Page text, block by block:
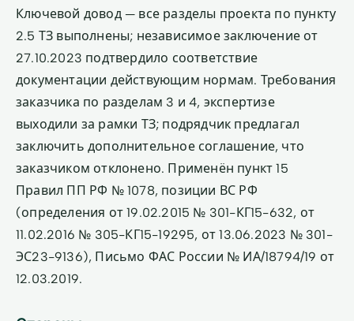
Ключевой довод — все разделы проекта по пункту
2.5 ТЗ выполнены; независимое заключение от
27.10.2023 подтвердило соответствие
документации действующим нормам. Требования
заказчика по разделам 3 и 4, экспертизе
выходили за рамки ТЗ; подрядчик предлагал
заключить дополнительное соглашение, что
заказчиком отклонено. Применён пункт 15
Правил ПП РФ № 1078, позиции ВС РФ
(определения от 19.02.2015 № 301-КГ15-632, от
11.02.2016 № 305-КГ15-19295, от 13.06.2023 № 301-
ЭС23-9136), Письмо ФАС России № ИА/18794/19 от
12.03.2019.